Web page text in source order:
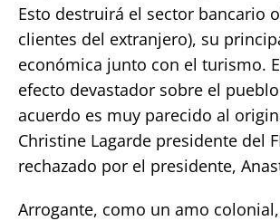
Esto destruirá el sector bancario
clientes del extranjero), su
económica junto con el turismo.
efecto devastador sobre el
acuerdo es muy parecido al
Christine Lagarde presidente del
rechazado por el presidente,
Arrogante, como un amo